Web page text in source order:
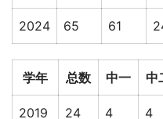
2024 65 61
学年 总数 中一 中
2019 24 4 4